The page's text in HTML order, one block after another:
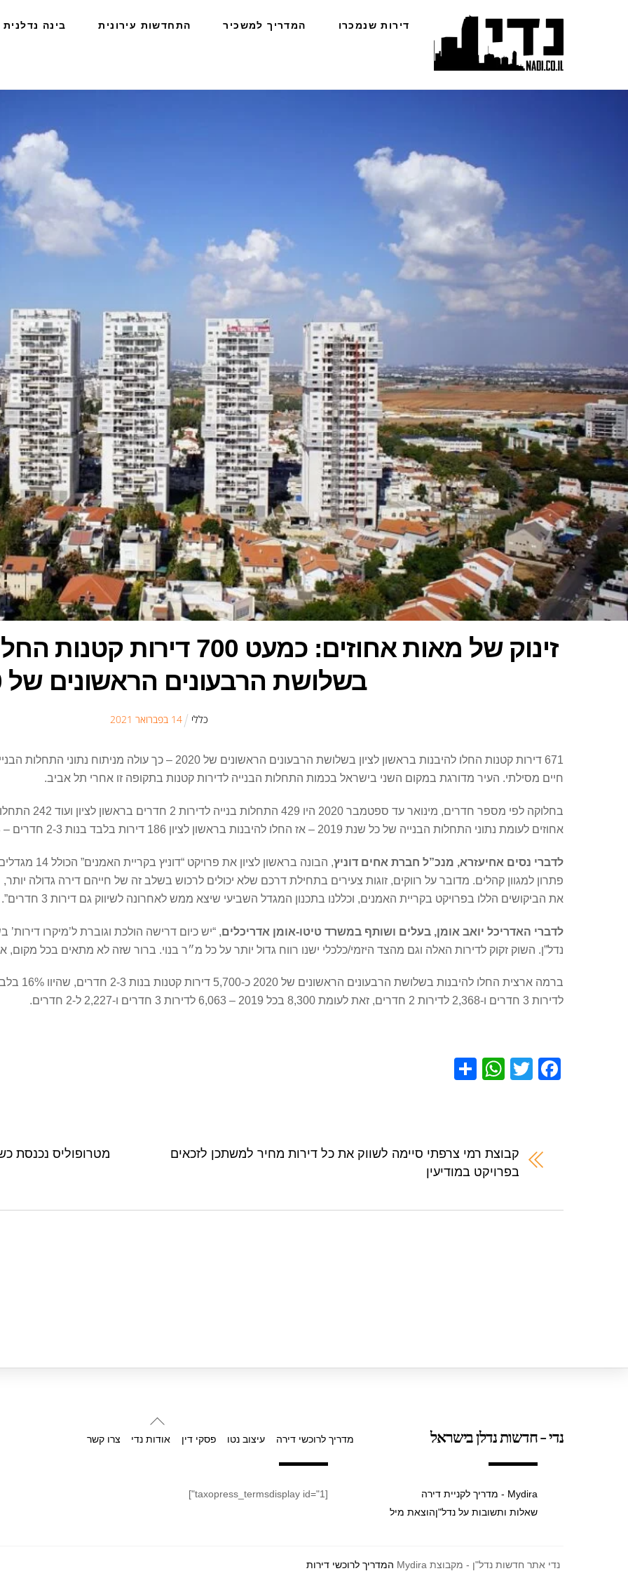
דירות שנמכרו המדריך למשכיר התחדשות עירונית בינה נדלנית
זינוק של מאות אחוזים: כמעט
בשלושת הרבעונים הראשונים של 2020
כללי 14 בפברואר 2021
671 דירות קטנות החלו להיבנות בראשון לציון בשלושת הרבעונים
חיים מסילתי. העיר מדורגת במקום השני בישראל בכמות התחלות הבנייה לדירות קטנות בתקופה זו אחרי תל אביב.
אחוזים לעומת נתוני התחלות הבנייה של כל שנת 2019 – אז החלו להיבנות בראשון לציון 186 דירות בלבד בנות 2-3 חדרים – 48 דירות 2 חדרים ו-138 דירות 3 חדרים.
לדברי נסים אחיעזרא, מנכ”ל חברת אחים דוניץ
פתרון למגוון קהלים. מדובר על רווקים, זוגות צעירים בתחילת דרכם שלא יכולים לרכוש בשלב זה של חייהם דירה גדולה יותר,
את הביקושים הללו בפרויקט בקריית האמנים, וכללנו בתכנון המגדל השביעי שיצא ממש לאחרונה לשיווק גם דירות 3 חדרים”.
לדברי האדריכל יואב אומן, בעלים ושותף במשרד טיטו-אומן אדריכלים
נדל”ן. השוק זקוק לדירות האלה וגם מהצד היזמי/כלכלי ישנו רווח גדול יותר על כל מ״ר בנוי. ברור שזה לא מתאים בכל מקום,
לדירות 3 חדרים ו-2,368 לדירות 2 חדרים, זאת לעומת 8,300 בכל 2019 – 6,063 לדירות 3 חדרים ו-2,227 ל-2 חדרים.
F
b
o
T
W
A
p
p
קבוצת רמי צרפתי סיימה לשווק את כל דירות מחיר למשתכן לזכאים
בפרויקט במודיעין
מטרופוליס נכנסת
Back
To
נדי - חדשות נדלן בישראל מדריך לרוכשי דירה עיצוב נטו פסקי דין אודות נדי צרו קשר
Mydira - מדריך לקניית דירה
שאלות ותשובות על נדל"ןהוצאת מיל
[taxopress_termsdisplay id="1"]
נדי אתר חדשות נדל"ן - מקבוצת Mydira המדריך לרוכשי דירות